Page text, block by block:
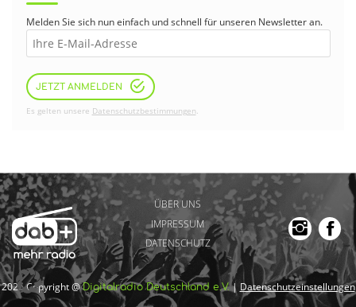
Melden Sie sich nun einfach und schnell für unseren Newsletter an.
JETZT ANMELDEN
Es gelten unsere Datenschutzbestimmungen.
ÜBER UNS
IMPRESSUM
DATENSCHUTZ
2026 Copyright @Digitalradio Deutschland e.V.| Datenschutzeinstellungen